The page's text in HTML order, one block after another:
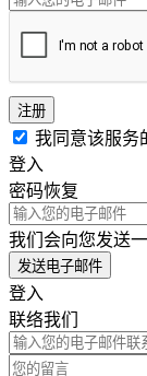
注册
我同意该服务
登入
密码恢复
我们会向您发送
发送电子邮件
登入
联络我们